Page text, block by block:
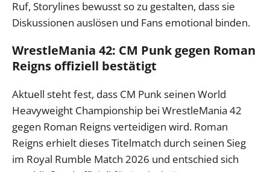
Ruf, Storylines bewusst so zu gestalten, dass sie
Diskussionen auslösen und Fans emotional binden.
WrestleMania 42: CM Punk gegen Roman
Reigns offiziell bestätigt
Aktuell steht fest, dass CM Punk seinen World
Heavyweight Championship bei WrestleMania 42
gegen Roman Reigns verteidigen wird. Roman
Reigns erhielt dieses Titelmatch durch seinen Sieg
im Royal Rumble Match 2026 und entschied sich